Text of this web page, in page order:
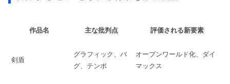
作品名 主な批判点 評価される新要素
剣盾
グラフィック、バ
グ、テンポ
オープンワールド化、ダイ
マックス